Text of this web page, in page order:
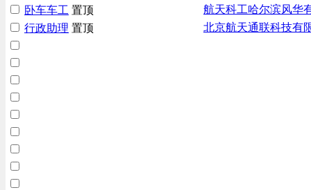
程序/语言开发类
行政/后勤/文秘类
销售类
互联网/电子商务/游戏类
建筑装潢/市政建设类
通信/移动互联网/手机类
技工/维修类
房地产开发/物业管理类
生产/加工/认证类
综合技术类
卧车车工 置顶 航天科工哈尔滨风华
行政助理 置顶 北京航天通联科技有